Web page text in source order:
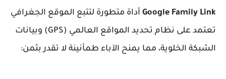
Google Family Link أداة متطورة لتتبع الموقع الجغرافي
تعتمد على نظام تحديد المواقع العالمي (GPS) وبيانات
الشبكة الخلوية، مما يمنح الآباء طمأنينة لا تقدر بثمن: